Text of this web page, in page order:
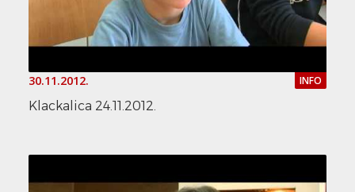
30.11.2012. INFO
Klackalica 24.11.2012.